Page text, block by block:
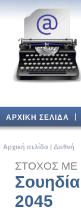
ΑΡΧΙΚΗ ΣΕΛΙΔΑ
Aρχική σελίδα | Διεθνή
ΣΤΟΧΟΣ
2045